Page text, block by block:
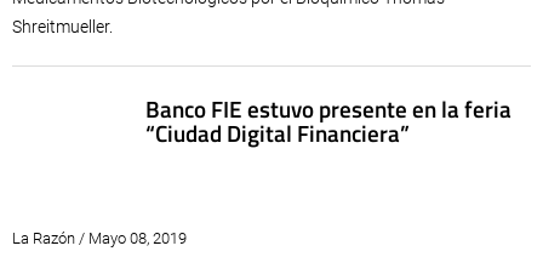
Shreitmueller.
Banco FIE estuvo presente en la feria
“Ciudad Digital Financiera”
La Razón / Mayo 08, 2019